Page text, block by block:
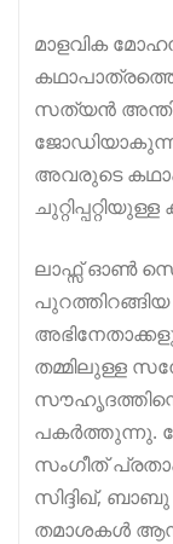
മാളവിക
സത്യൻ
അവരുടെ
ലാഫ്സ് ഓൺ
തമ്മിലുള്ള
പകർത്തുന്നു.
സംഗീത്
സിദ്ദിഖ്,
തമാശകൾ